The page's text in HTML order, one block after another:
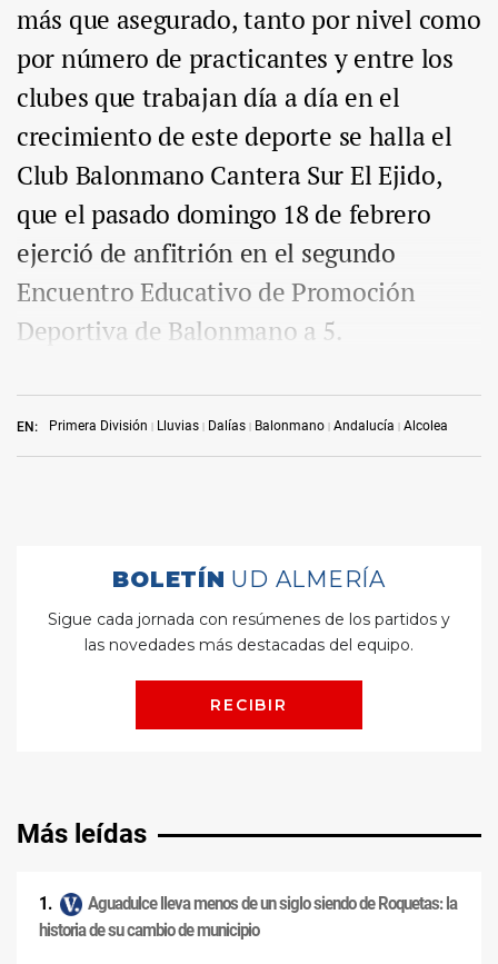
EN: Primera División Lluvias Dalías Balonmano Andalucía Alcolea
más que asegurado, tanto por nivel como
por número de practicantes y entre los
clubes que trabajan día a día en el
crecimiento de este deporte se halla el
Club Balonmano Cantera Sur El Ejido,
que el pasado domingo 18 de febrero
ejerció de anfitrión en el segundo
Encuentro Educativo de Promoción
Deportiva de Balonmano a 5.
Más leídas
Aguadulce lleva menos de un siglo siendo de Roquetas: la
historia de su cambio de municipio